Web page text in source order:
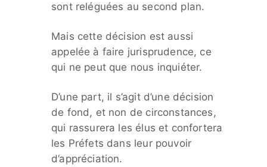
sont reléguées au second plan.
Mais cette décision est aussi
appelée à faire jurisprudence, ce
qui ne peut que nous inquiéter.
D’une part, il s’agit d’une décision
de fond, et non de circonstances,
qui rassurera les élus et confortera
les Préfets dans leur pouvoir
d’appréciation.